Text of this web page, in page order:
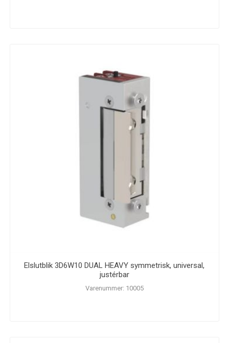
Elslutblik 3D6W10 DUAL HEAVY symmetrisk, universal,
justérbar
Varenummer: 10005